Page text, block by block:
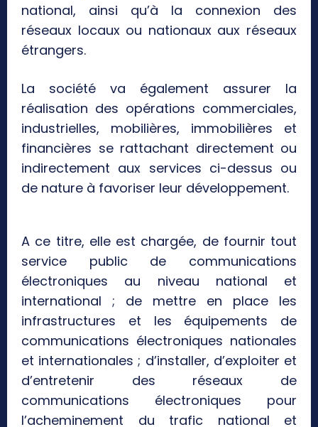
national, ainsi qu’à la connexion des
réseaux locaux ou nationaux aux réseaux
étrangers.
La société va également assurer la
réalisation des opérations commerciales,
industrielles, mobilières, immobilières et
financières se rattachant directement ou
indirectement aux services ci-dessus ou
de nature à favoriser leur développement.
A ce titre, elle est chargée, de fournir tout
service public de communications
électroniques au niveau national et
international ; de mettre en place les
infrastructures et les équipements de
communications électroniques nationales
et internationales ; d’installer, d’exploiter et
d’entretenir des réseaux de
communications électroniques pour
l’acheminement du trafic national et